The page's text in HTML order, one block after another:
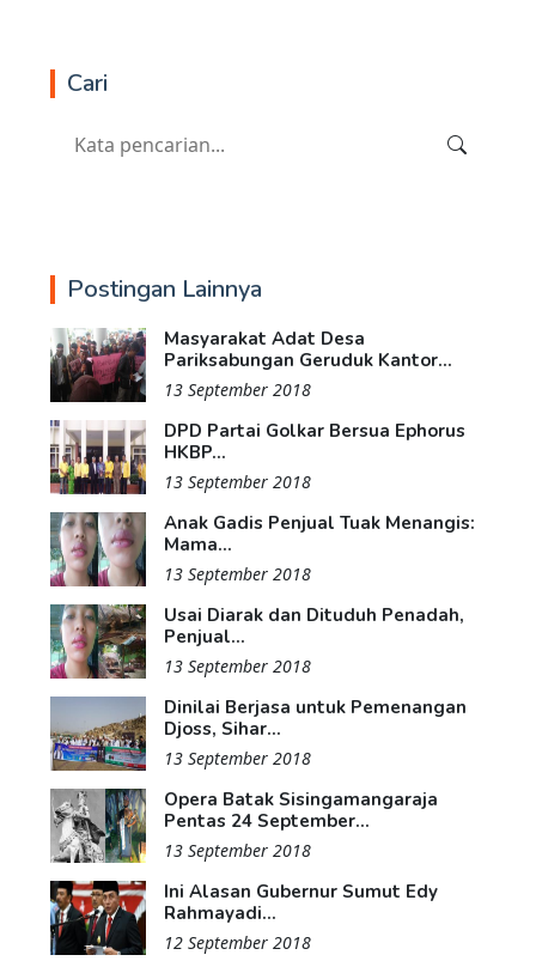
Cari
Postingan Lainnya
Masyarakat Adat Desa
Pariksabungan Geruduk Kantor...
13 September 2018
DPD Partai Golkar Bersua Ephorus
HKBP...
13 September 2018
Anak Gadis Penjual Tuak Menangis:
Mama...
13 September 2018
Usai Diarak dan Dituduh Penadah,
Penjual...
13 September 2018
Dinilai Berjasa untuk Pemenangan
Djoss, Sihar...
13 September 2018
Opera Batak Sisingamangaraja
Pentas 24 September...
13 September 2018
Ini Alasan Gubernur Sumut Edy
Rahmayadi...
12 September 2018